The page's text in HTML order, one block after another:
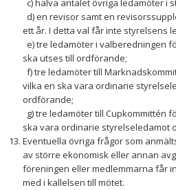
c) halva antalet övriga ledamöter i
d) en revisor samt en
ett år. I detta val får inte styrelsens
e) tre ledamöter i valberedningen
ska utses till ordförande;
f) tre ledamöter till
vilka en ska vara ordinarie
ordförande;
g) tre ledamöter till Cupkommittén
ska vara ordinarie styrelseledamot
Eventuella övriga frågor som
av större ekonomisk eller annan
föreningen eller medlemmarna får
med i kallelsen till mötet.